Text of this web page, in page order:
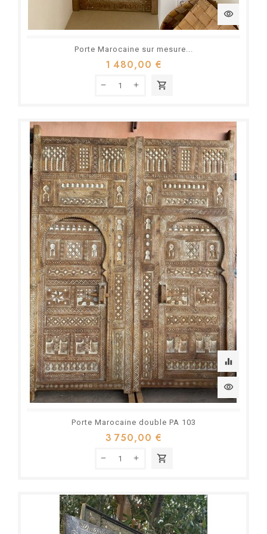
visibility
Porte Marocaine sur mesure...
1 480,00 €
shopping_cart
equalizer
visibility
Porte Marocaine double PA 103
3 750,00 €
shopping_cart